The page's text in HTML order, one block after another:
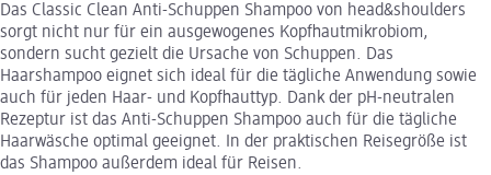
Das Classic Clean Anti-Schuppen Shampoo von head&shoulders
sorgt nicht nur für ein ausgewogenes Kopfhautmikrobiom,
sondern sucht gezielt die Ursache von Schuppen. Das
Haarshampoo eignet sich ideal für die tägliche Anwendung sowie
auch für jeden Haar- und Kopfhauttyp. Dank der pH-neutralen
Rezeptur ist das Anti-Schuppen Shampoo auch für die tägliche
Haarwäsche optimal geeignet. In der praktischen Reisegröße ist
das Shampoo außerdem ideal für Reisen.